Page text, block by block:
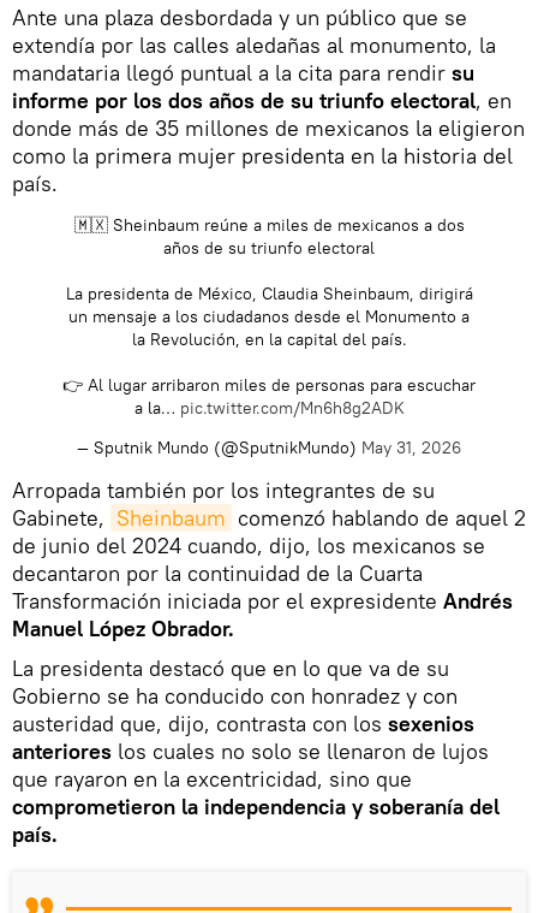
Ante una plaza desbordada y un público que se
extendía por las calles aledañas al monumento, la
mandataria llegó puntual a la cita para rendir su
informe por los dos años de su triunfo electoral, en
donde más de 35 millones de mexicanos la eligieron
como la primera mujer presidenta en la historia del
país.
🇲🇽 Sheinbaum reúne a miles de mexicanos a dos
años de su triunfo electoral
La presidenta de México, Claudia Sheinbaum, dirigirá
un mensaje a los ciudadanos desde el Monumento a
la Revolución, en la capital del país.
👉 Al lugar arribaron miles de personas para escuchar
a la… pic.twitter.com/Mn6h8g2ADK
— Sputnik Mundo (@SputnikMundo) May 31, 2026
Arropada también por los integrantes de su
Gabinete, Sheinbaum comenzó hablando de aquel 2
de junio del 2024 cuando, dijo, los mexicanos se
decantaron por la continuidad de la Cuarta
Transformación iniciada por el expresidente Andrés
Manuel López Obrador.
La presidenta destacó que en lo que va de su
Gobierno se ha conducido con honradez y con
austeridad que, dijo, contrasta con los sexenios
anteriores los cuales no solo se llenaron de lujos
que rayaron en la excentricidad, sino que
comprometieron la independencia y soberanía del
país.